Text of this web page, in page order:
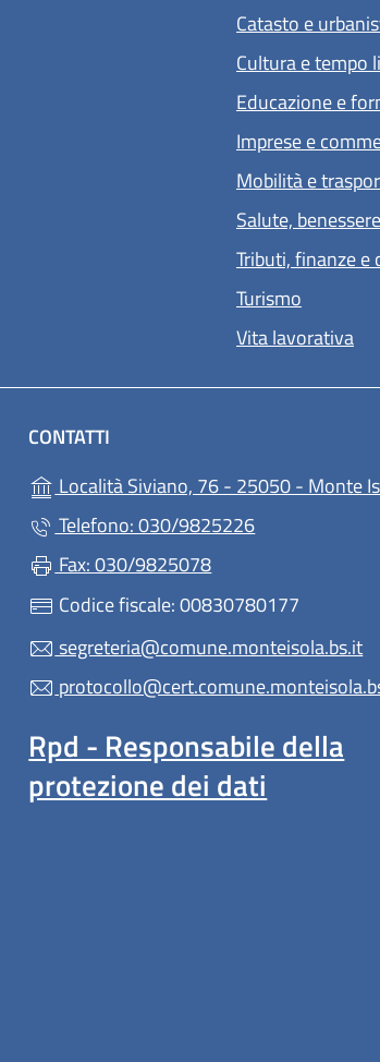
Catasto e
Cultura e tempo
Educazione e
Imprese e
Mobilità e
Salute,
Tributi, finanze
Turismo
Vita lavorativa
CONTATTI
Località Siviano, 76 - 25050 - Monte Isola -
Telefono: 030/9825226
Fax: 030/9825078
Codice fiscale: 00830780177
segreteria@comune.monteisola.bs.it
Rpd - Responsabile della
protezione dei dati